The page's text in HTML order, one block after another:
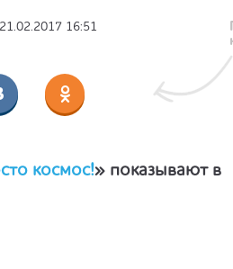
21.02.2017 16:51
космос!» показывают в